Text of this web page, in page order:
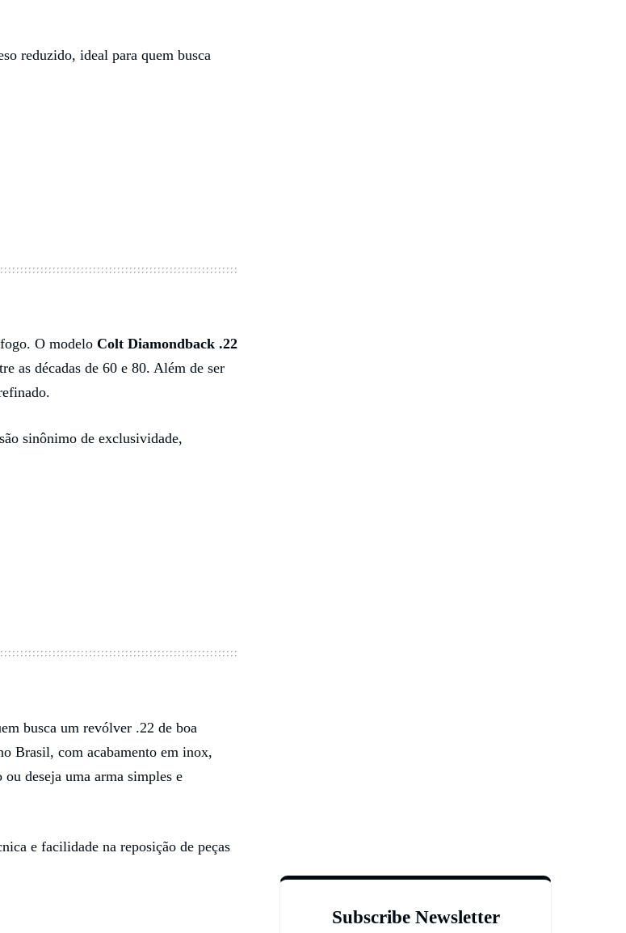
reduzido, ideal para quem busca
O modelo Colt Diamondback .22
as décadas de 60 e 80. Além de ser
sinônimo de exclusividade,
busca um revólver .22 de boa
Brasil, com acabamento em inox,
deseja uma arma simples e
e facilidade na reposição de peças
Subscribe Newsletter